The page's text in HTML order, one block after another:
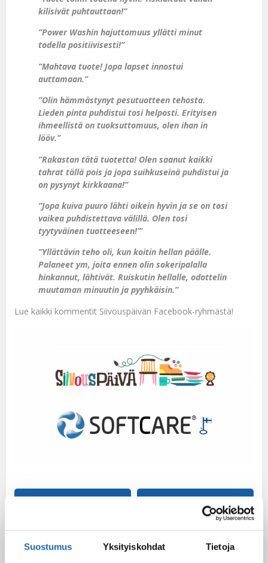
Suostumus Yksityiskohdat Tietoja
kilisivät puhtauttaan!”
”Power Washin hajuttomuus yllätti minut
todella positiivisesti!”
”Mahtava tuote! Jopa lapset innostui
auttamaan.”
”Olin hämmästynyt pesutuotteen tehosta.
Lieden pinta puhdistui tosi helposti. Erityisen
ihmeellistä on tuoksuttomuus, olen ihan in
lööv.”
”Rakastan tätä tuotetta! Olen saanut kaikki
tahrat tällä pois ja jopa suihkuseinä puhdistui ja
on pysynyt kirkkaana!”
”Jopa kuiva puuro lähti oikein hyvin ja se on tosi
vaikea puhdistettava välillä. Olen tosi
tyytyväinen tuotteeseen!”’
”Yllättävin teho oli, kun koitin hellan päälle.
Palaneet ym, joita ennen olin sokeripalalla
hinkannut, lähtivät. Ruiskutin hellalle, odottelin
muutaman minuutin ja pyyhkäisin.”
Lue kaikki kommentit Siivouspäivän Facebook-ryhmästä!